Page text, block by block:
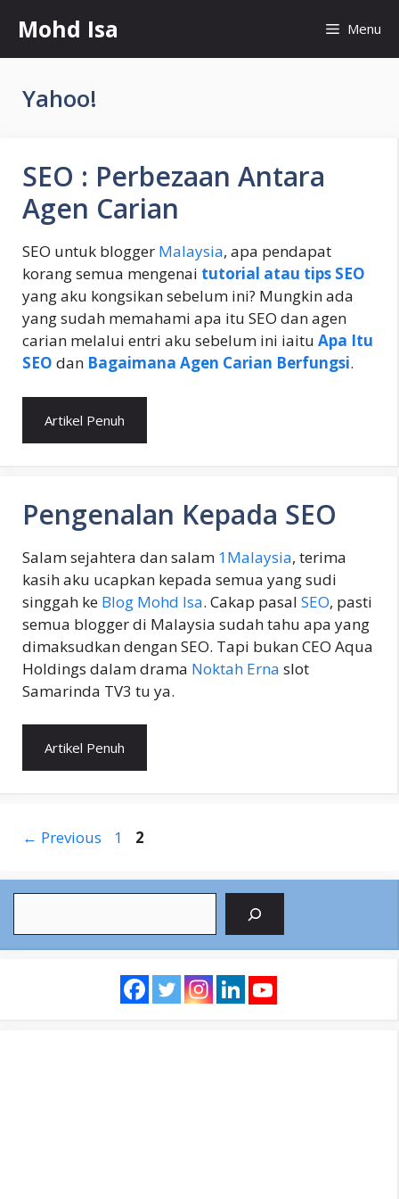
content
Mohd Isa Menu
Yahoo!
SEO : Perbezaan Antara
Agen Carian
SEO untuk blogger Malaysia, apa pendapat
korang semua mengenai tutorial atau tips SEO
yang aku kongsikan sebelum ini? Mungkin ada
yang sudah memahami apa itu SEO dan agen
carian melalui entri aku sebelum ini iaitu Apa Itu
SEO dan Bagaimana Agen Carian Berfungsi.
Artikel Penuh
Pengenalan Kepada SEO
Salam sejahtera dan salam 1Malaysia, terima
kasih aku ucapkan kepada semua yang sudi
singgah ke Blog Mohd Isa. Cakap pasal SEO, pasti
semua blogger di Malaysia sudah tahu apa yang
dimaksudkan dengan SEO. Tapi bukan CEO Aqua
Holdings dalam drama Noktah Erna slot
Samarinda TV3 tu ya.
Artikel Penuh
← Previous Page
1 Page
2